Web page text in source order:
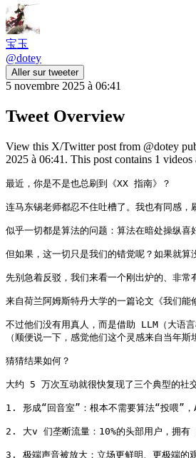
宝玉
@dotey
Aller sur tweeter
5 novembre 2025 à 06:41
Tweet Overview
View this X/Twitter post from @dotey
2025 à 06:41. This post contains 1 videos
最近，你是不是也总刷到《XX 指南》？
连马东锡老师都忍不住吐槽了。我也有同感
似乎一切都是算法的问题：算法在暗处操纵
但如果，这一切只是我们的错觉呢？如果就
先别急着反驳，我们来看一个刚出炉的、非常
来自荷兰阿姆斯特丹大学的一篇论文《我们
不过他们没有用真人，而是借助 LLM（大语
（顺便说一下，感觉他们这个灵感来自当
猜猜结果如何？
大约 5 万次互动就很快复现了三个典型的社
1. 形成“回音室”：根本不需要算法“投喂”
2. 大v 们垄断流量：10%的头部用户，拥有
3. 极端声音被放大：立场更鲜明、更极端的